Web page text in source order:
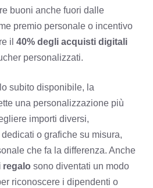
buoni anche fuori dalle
premio personale o incentivo
il 40% degli acquisti digitali
personalizzati.
subito disponibile, la
una personalizzazione più
importi diversi,
o grafiche su misura,
che fa la differenza. Anche
regalo sono diventati un modo
riconoscere i dipendenti o